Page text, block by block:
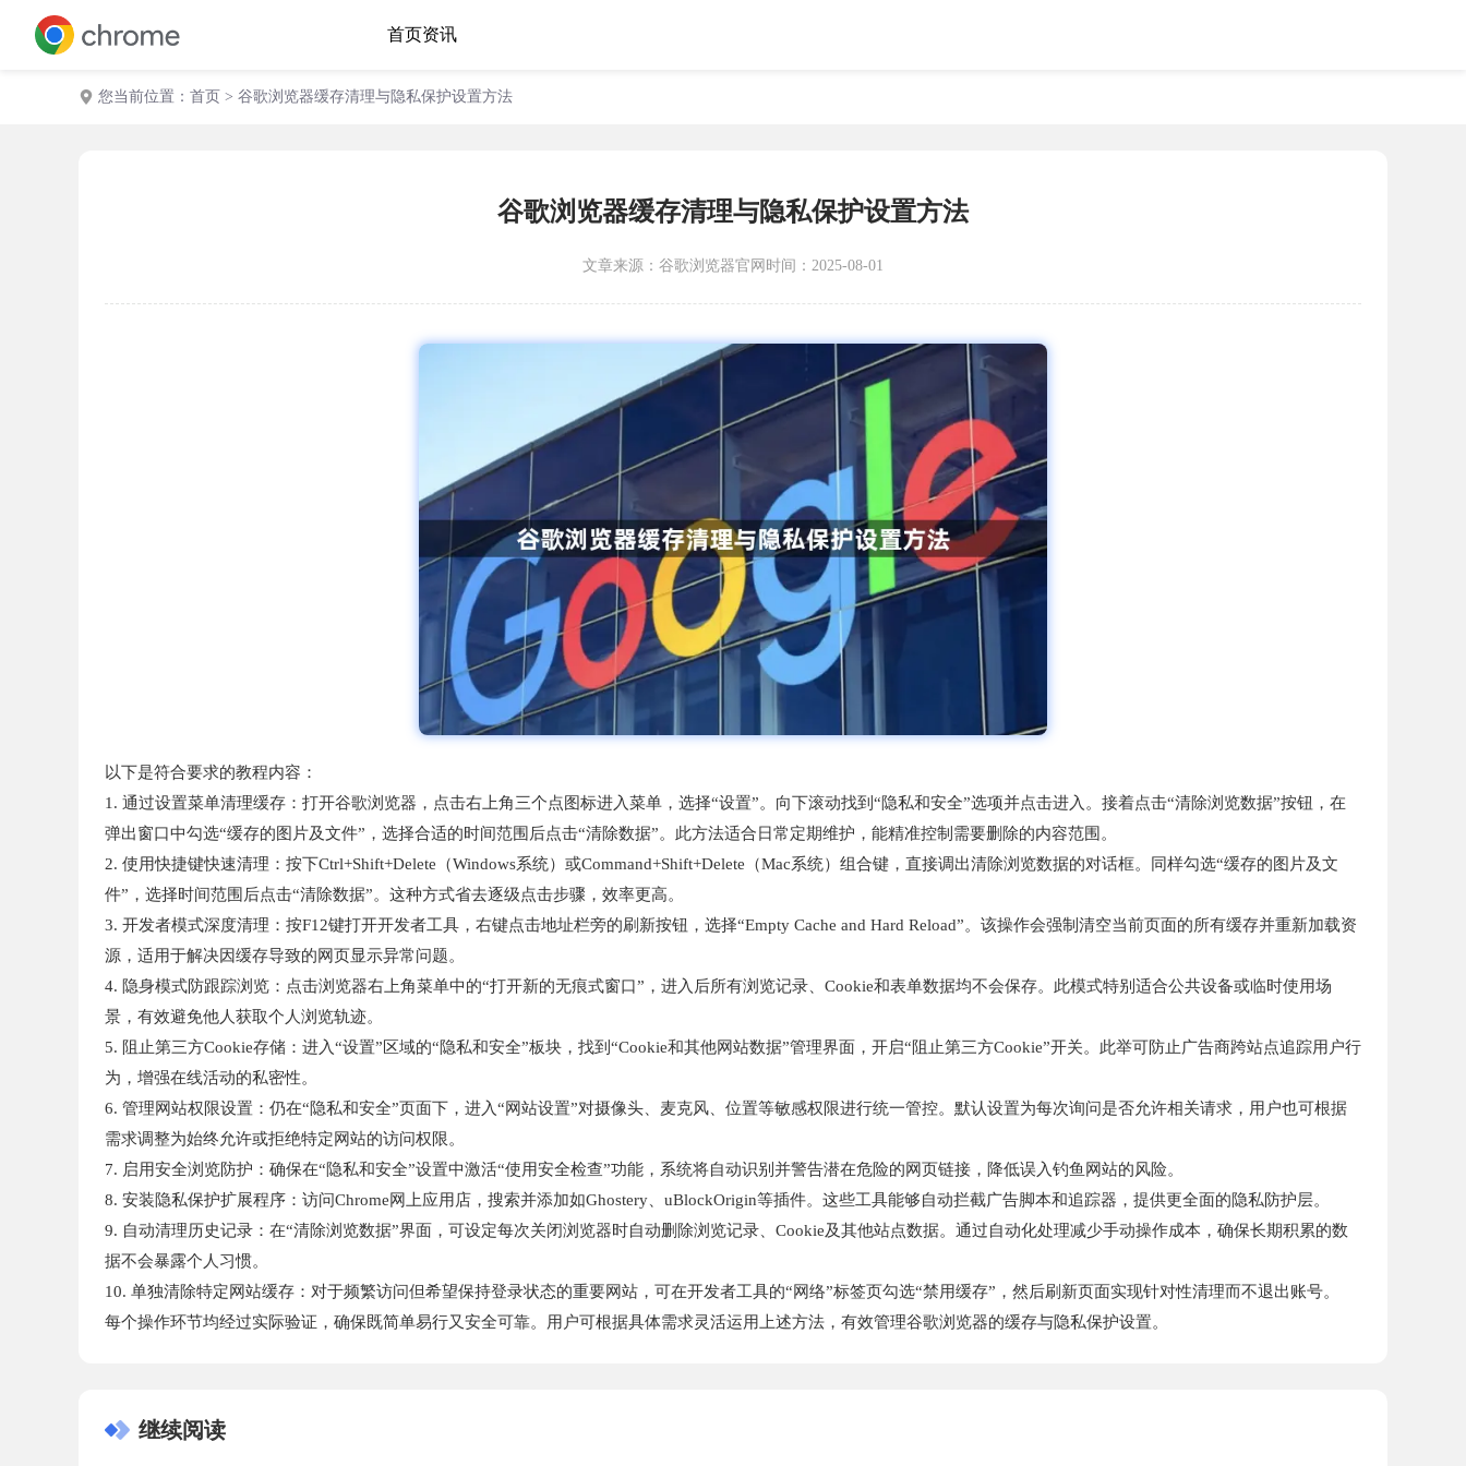
首页资讯
您当前位置： 首页 > 谷歌浏览器缓存清理与隐私保护设置方法
谷歌浏览器缓存清理与隐私保护设置方法
文章来源： 谷歌浏览器官网 时间：2025-08-01
以下是符合要求的教程内容：
1. 通过设置菜单清理缓存：打开谷歌浏览器，点击右上角三个点图标进入菜单，选择“设置”。向下滚动找到“隐私和安全”选项并点击进入。接着点击“清除浏览数据”按钮，在
弹出窗口中勾选“缓存的图片及文件”，选择合适的时间范围后点击“清除数据”。此方法适合日常定期维护，能精准控制需要删除的内容范围。
2. 使用快捷键快速清理：按下Ctrl+Shift+Delete（Windows系统）或Command+Shift+Delete（Mac系统）组合键，直接调出清除浏览数据的对话框。同样勾选“缓存的图片及文
件”，选择时间范围后点击“清除数据”。这种方式省去逐级点击步骤，效率更高。
3. 开发者模式深度清理：按F12键打开开发者工具，右键点击地址栏旁的刷新按钮，选择“Empty Cache and Hard Reload”。该操作会强制清空当前页面的所有缓存并重新加载资
源，适用于解决因缓存导致的网页显示异常问题。
4. 隐身模式防跟踪浏览：点击浏览器右上角菜单中的“打开新的无痕式窗口”，进入后所有浏览记录、Cookie和表单数据均不会保存。此模式特别适合公共设备或临时使用场
景，有效避免他人获取个人浏览轨迹。
5. 阻止第三方Cookie存储：进入“设置”区域的“隐私和安全”板块，找到“Cookie和其他网站数据”管理界面，开启“阻止第三方Cookie”开关。此举可防止广告商跨站点追踪用户行
为，增强在线活动的私密性。
6. 管理网站权限设置：仍在“隐私和安全”页面下，进入“网站设置”对摄像头、麦克风、位置等敏感权限进行统一管控。默认设置为每次询问是否允许相关请求，用户也可根据
需求调整为始终允许或拒绝特定网站的访问权限。
7. 启用安全浏览防护：确保在“隐私和安全”设置中激活“使用安全检查”功能，系统将自动识别并警告潜在危险的网页链接，降低误入钓鱼网站的风险。
8. 安装隐私保护扩展程序：访问Chrome网上应用店，搜索并添加如Ghostery、uBlockOrigin等插件。这些工具能够自动拦截广告脚本和追踪器，提供更全面的隐私防护层。
9. 自动清理历史记录：在“清除浏览数据”界面，可设定每次关闭浏览器时自动删除浏览记录、Cookie及其他站点数据。通过自动化处理减少手动操作成本，确保长期积累的数
据不会暴露个人习惯。
10. 单独清除特定网站缓存：对于频繁访问但希望保持登录状态的重要网站，可在开发者工具的“网络”标签页勾选“禁用缓存”，然后刷新页面实现针对性清理而不退出账号。
每个操作环节均经过实际验证，确保既简单易行又安全可靠。用户可根据具体需求灵活运用上述方法，有效管理谷歌浏览器的缓存与隐私保护设置。
继续阅读